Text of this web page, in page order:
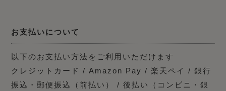
お支払いについて
以下のお支払い方法をご利用いただけます
クレジットカード / Amazon Pay / 楽天ペイ / 銀行
振込・郵便振込（前払い） / 後払い（コンビニ・銀